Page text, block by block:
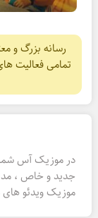
رسانه بزرگ و
تمامی فعالیت
در موزیک آس شما
جدید و خاص ،
موزیک ویدئو های